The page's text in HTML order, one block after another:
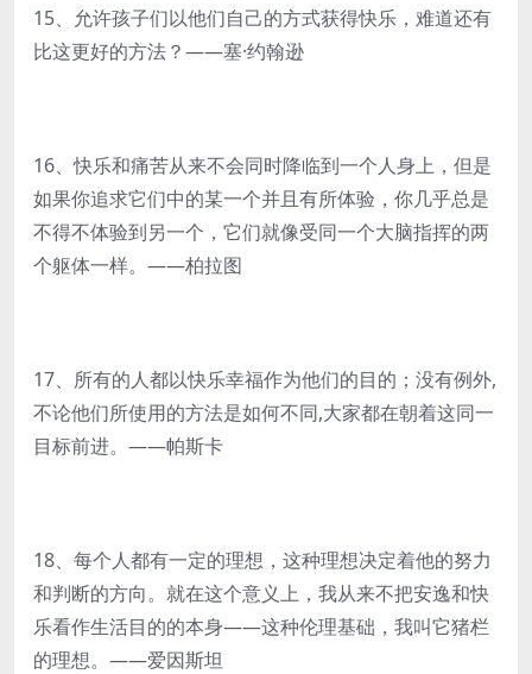
15、允许孩子们以他们自己的方式获得快乐，难道还有
比这更好的方法？——塞·约翰逊
16、快乐和痛苦从来不会同时降临到一个人身上，但是
如果你追求它们中的某一个并且有所体验，你几乎总是
不得不体验到另一个，它们就像受同一个大脑指挥的两
个躯体一样。——柏拉图
17、所有的人都以快乐幸福作为他们的目的；没有例外,
不论他们所使用的方法是如何不同,大家都在朝着这同一
目标前进。——帕斯卡
18、每个人都有一定的理想，这种理想决定着他的努力
和判断的方向。就在这个意义上，我从来不把安逸和快
乐看作生活目的的本身——这种伦理基础，我叫它猪栏
的理想。——爱因斯坦